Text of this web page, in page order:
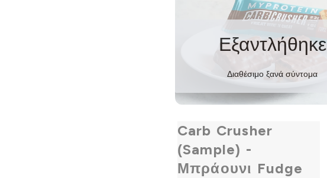
Carb Crusher
(Sample) -
Μπράουνι Fudge
Εξαντλήθηκε
Διαθέσιμο ξανά σύντομα